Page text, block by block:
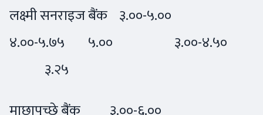
लक्ष्मी सनराइज बैंक ३.००-५.००
४.००-५.७५ ५.०० ३.००-४.५०
३.२५